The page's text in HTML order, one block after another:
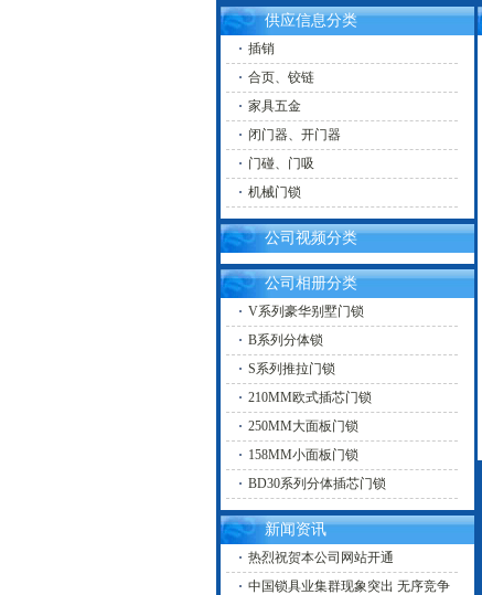
供应信息分类
插销
合页、铰链
家具五金
闭门器、开门器
门碰、门吸
机械门锁
公司视频分类
公司相册分类
V系列豪华别墅门锁
B系列分体锁
S系列推拉门锁
210MM欧式插芯门锁
250MM大面板门锁
158MM小面板门锁
BD30系列分体插芯门锁
新闻资讯
热烈祝贺本公司网站开通
中国锁具业集群现象突出 无序竞争